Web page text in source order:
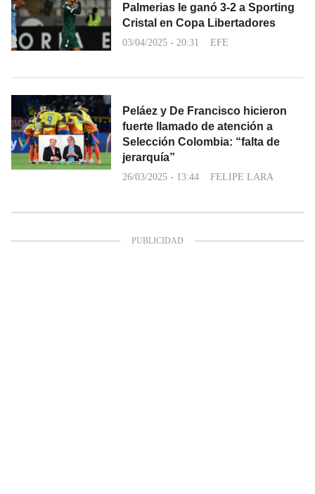
Palmerias le ganó 3-2 a Sporting
Cristal en Copa Libertadores
03/04/2025 - 20:31 EFE
Peláez y De Francisco hicieron
fuerte llamado de atención a
Selección Colombia: “falta de
jerarquía”
26/03/2025 - 13:44 FELIPE LARA